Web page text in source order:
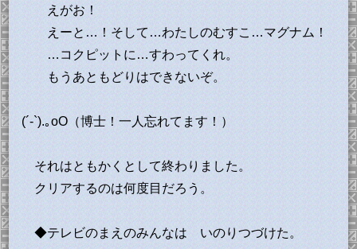
えがお！
えーと…！そして…わたしのむすこ…マグナム！
…コクピットに…すわってくれ。
もうあともどりはできないぞ。
(´-`).｡oO（博士！一人忘れてます！）
それはともかくとして終わりました。
クリアするのは何度目だろう。
◆テレビのまえのみんなは いのりつづけた。